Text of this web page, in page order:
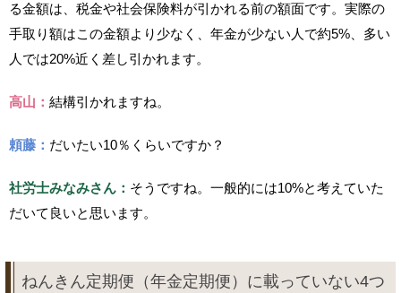
る金額は、税金や社会保険料が引かれる前の額面です。実際の
手取り額はこの金額より少なく、年金が少ない人で約5%、多い
人では20%近く差し引かれます。
高山： 結構引かれますね。
頼藤： だいたい10％くらいですか？
社労士みなみさん： そうですね。一般的には10%と考えていた
だいて良いと思います。
ねんきん定期便（年金定期便）に載っていない4つ